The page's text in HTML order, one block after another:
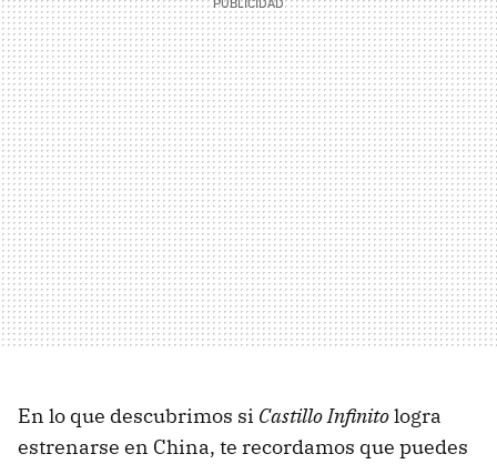
En lo que descubrimos si Castillo Infinitologra
estrenarse en China, te recordamos que puedes